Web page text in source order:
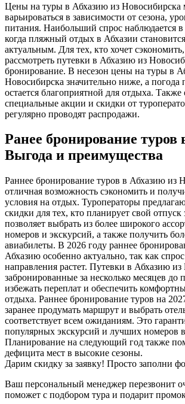
Цены на туры в Абхазию из Новосибирска
варьироваться в зависимости от сезона,
питания. Наибольший спрос наблюдается
когда пляжный отдых в Абхазии
актуальным. Для тех, кто хочет
рассмотреть путевки в Абхазию из
бронирование. В несезон цены на туры в
Новосибирска значительно ниже, а
остается благоприятной для отдыха. Также
специальные акции и скидки от
регулярно проводят распродажи.
Ранее бронирование туров
Выгода и преимущества
Раннее бронирование туров в Абхазию из
отличная возможность сэкономить и
условия на отдых. Туроператоры
скидки для тех, кто планирует свой отпуск
позволяет выбрать из более широкого
номеров и экскурсий, а также получить
авиабилеты. В 2026 году раннее
Абхазию особенно актуально, так как
направления растет. Путевки в Абхазию
забронированные за несколько месяцев до
избежать переплат и обеспечить
отдыха. Раннее бронирование туров на
заранее продумать маршрут и выбрать
соответствует всем ожиданиям. Это
популярных экскурсий и лучших номеров в
Планирование на следующий год также
дефицита мест в высокие сезоны.
Дарим скидку за заявку! Просто заполни
Ваш персональный менеджер перезвонит
поможет с подбором тура и подарит